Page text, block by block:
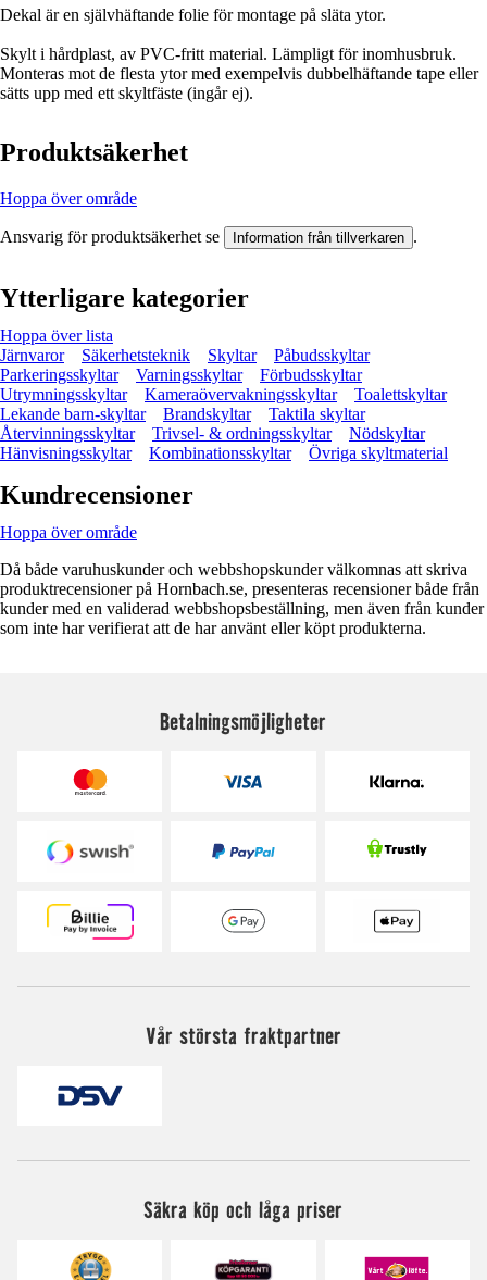
Dekal är en självhäftande folie för montage på släta ytor.
Skylt i hårdplast, av PVC-fritt material. Lämpligt för inomhusbruk.
Monteras mot de flesta ytor med exempelvis dubbelhäftande tape eller
sätts upp med ett skyltfäste (ingår ej).
Produktsäkerhet
Hoppa över område
Ansvarig för produktsäkerhet se Information från tillverkaren .
Ytterligare kategorier
Hoppa över lista
Järnvaror
Säkerhetsteknik Skyltar
Påbudsskyltar
Parkeringsskyltar
Varningsskyltar
Förbudsskyltar
Utrymningsskyltar
Kameraövervakningsskyltar
Toalettskyltar
Lekande barn-skyltar
Brandskyltar
Taktila skyltar
Återvinningsskyltar
Trivsel- & ordningsskyltar
Nödskyltar
Hänvisningsskyltar
Kombinationsskyltar Övriga skyltmaterial
Kundrecensioner
Hoppa över område
Då både varuhuskunder och webbshopskunder välkomnas att skriva
produktrecensioner på Hornbach.se, presenteras recensioner både från
kunder med en validerad webbshopsbeställning, men även från kunder
som inte har verifierat att de har använt eller köpt produkterna.
Betalningsmöjligheter
Vår största fraktpartner
Säkra köp och låga priser